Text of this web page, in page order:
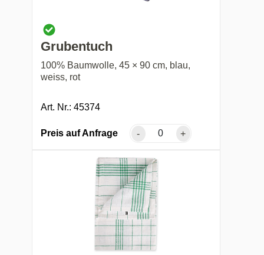
Grubentuch
100% Baumwolle, 45 × 90 cm, blau,
weiss, rot
Art. Nr.: 45374
Preis auf Anfrage - +